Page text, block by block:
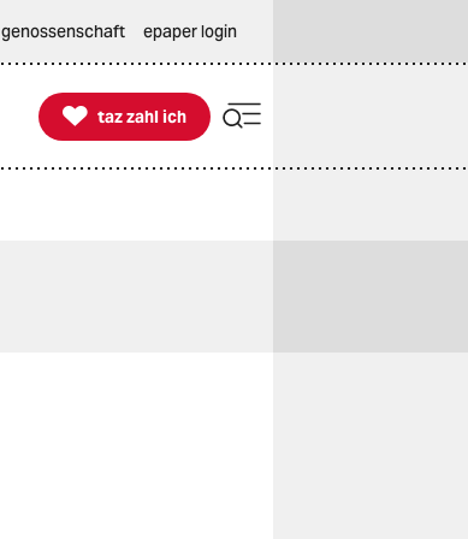
genossenschaft epaper login

taz zahl ich
taz zahl ich